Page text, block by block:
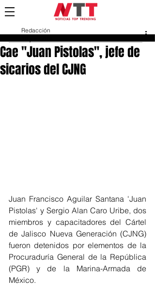
Cae "Juan Pistolas", jefe de
sicarios del CJNG
Redacción
Juan Francisco Aguilar Santana 'Juan
Pistolas' y Sergio Alan Caro Uribe, dos
miembros y capacitadores del Cártel
de Jalisco Nueva Generación (CJNG)
fueron detenidos por elementos de la
Procuraduría General de la República
(PGR) y de la Marina-Armada de
México.